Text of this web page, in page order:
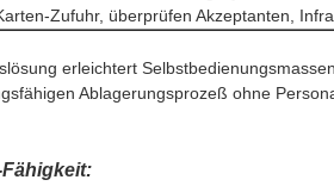
Zufuhr, überprüfen Akzeptanten,
erleichtert
Ablagerungsprozeß ohne